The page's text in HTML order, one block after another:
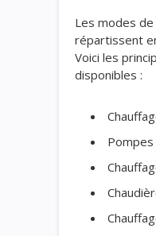
Les modes de
répartissent
Voici les
disponibles :
Pompes